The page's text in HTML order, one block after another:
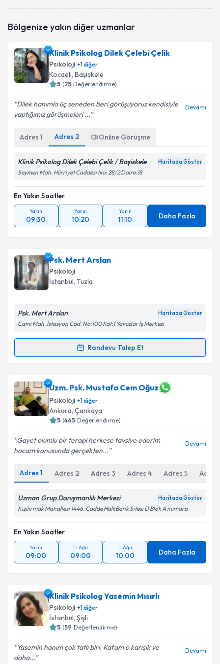
Bölgenize yakın diğer uzmanlar
Klinik Psikolog Dilek Çelebi Çelik
Psikoloji +1diğer
Kocaeli, Başiskele
5 (25 Değerlendirme)
Dilek hanımla üç seneden beri görüşüyoruz kendisiyle
yaptığımız görüşmeleri ...
Devamı
Adres 1 Adres 2 Online Görüşme
Klinik Psikolog Dilek Çelebi Çelik / Başiskele Haritada Göster
Seymen Mah. Hürriyet Caddesi No: 28/2 Daire:18
En Yakın Saatler
Yarın
09:30
Yarın
10:20
Yarın
11:10 Daha Fazla
Psk. Mert Arslan
Psikoloji
İstanbul, Tuzla
Psk. Mert Arslan Haritada Göster
Cami Mah. İstasyon Cad. No:100 Kat:1 Yavuzlar İş Merkezi
Randevu Talep Et
Randevu Takvimi Talebi
Psk. Mert Arslaniçin randevu takvimi talebi
oluşturun. Size bu uzmandan randevu almanız için bir
takvim hazırlandığında e-posta ile bilgilendireceğiz.
E-posta Adresiniz
Kişisel verilerimin işlenmesine ilişkin
Aydınlatma
Metni'ni okudum ve kişisel verilerimin belirtilen
Takvim Talebini Gönder
Uzm. Psk. Mustafa Cem Oğuz
Psikoloji +1diğer
Ankara, Çankaya
5 (465 Değerlendirme)
Gayet olumlu bir terapi herkese tavsiye ederim
hocam konusunda gerçekten...
Devamı
Adres 1 Adres 2 Adres 3 Adres 4 Adres 5 Adres
Uzman Grup Danışmanlık Merkezi Haritada Göster
Kızılırmak Mahallesi 1446. Cadde HalkBank Sitesi D Blok A numara
En Yakın Saatler
Yarın
09:00
11 Ağu
09:00
11 Ağu
10:00 Daha Fazla
Klinik Psikolog Yasemin Mısırlı
Psikoloji +1diğer
İstanbul, Şişli
5 (59 Değerlendirme)
Yasemin hanım çok tatlı biri. Kafam o karışık ve
daha...
Devamı